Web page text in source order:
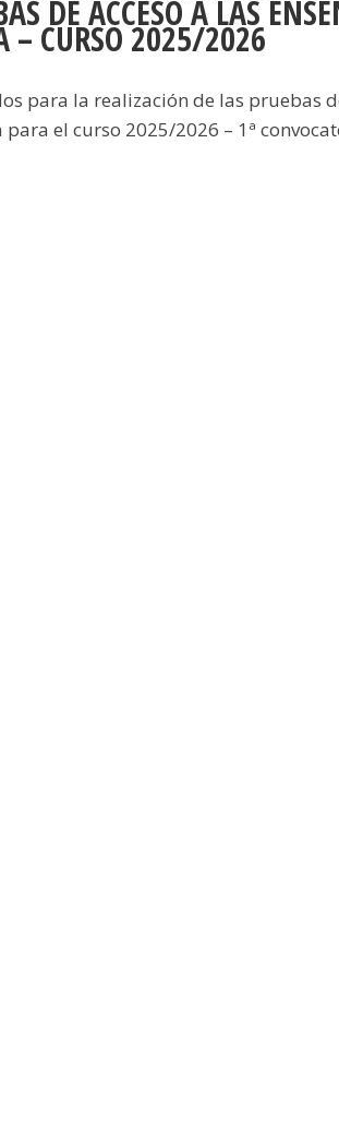
DE ACCESO A LAS
– CURSO 2025/2026
para la realización de las pruebas
el curso 2025/2026 – 1ª